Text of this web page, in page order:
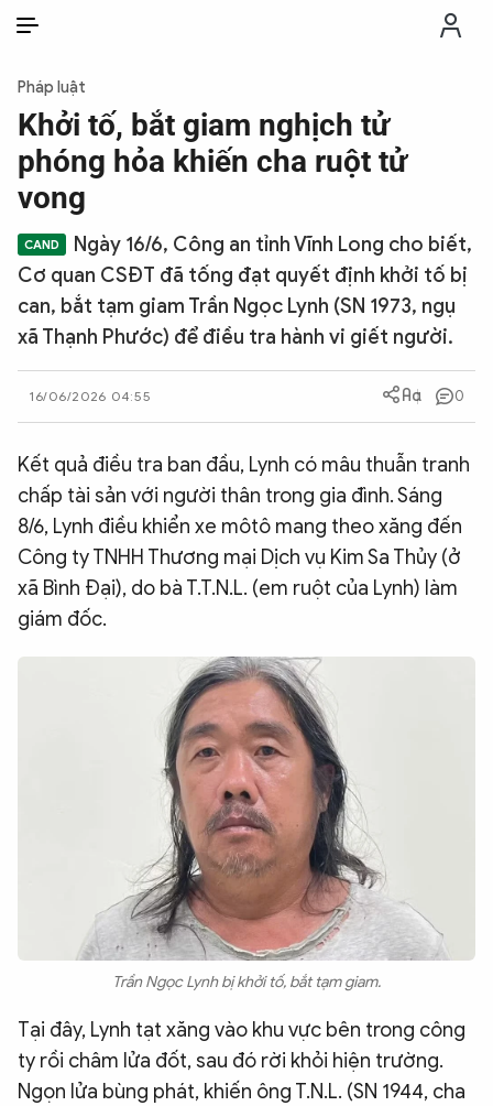
THỜI SỰ
CHỐNG DIỄN BIẾN HÒA BÌNH
CÔNG AN TRONG LÒNG DÂN
XÃ HỘI
CÔNG NGHỆ
QUỐC TẾ
VĂN HÓA - THỂ THAO
BẠN ĐỌC & CAND
Podcast
An ninh thế giới
Văn nghệ Công an
Pháp luật
Khởi tố, bắt giam nghịch tử
phóng hỏa khiến cha ruột tử
vong
Ngày 16/6, Công an tỉnh Vĩnh Long cho biết,
Cơ quan CSĐT đã tống đạt quyết định khởi tố bị
can, bắt tạm giam Trần Ngọc Lynh (SN 1973, ngụ
xã Thạnh Phước) để điều tra hành vi giết người.
16/06/2026 04:55 0
Kết quả điều tra ban đầu, Lynh có mâu thuẫn tranh
chấp tài sản với người thân trong gia đình. Sáng
8/6, Lynh điều khiển xe môtô mang theo xăng đến
Công ty TNHH Thương mại Dịch vụ Kim Sa Thủy (ở
xã Bình Đại), do bà T.T.N.L. (em ruột của Lynh) làm
giám đốc.
Trần Ngọc Lynh bị khởi tố, bắt tạm giam.
Tại đây, Lynh tạt xăng vào khu vực bên trong công
ty rồi châm lửa đốt, sau đó rời khỏi hiện trường.
Ngọn lửa bùng phát, khiến ông T.N.L. (SN 1944, cha